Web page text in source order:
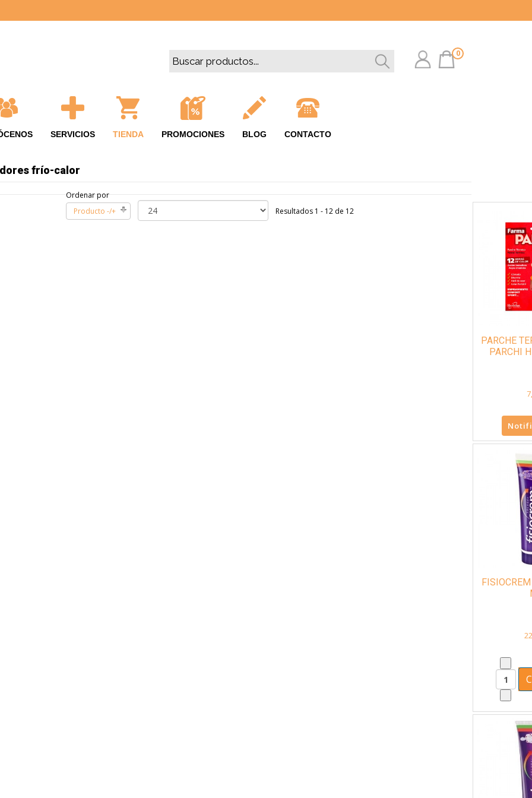
0
SERVICIOS TIENDA PROMOCIONES BLOG CONTACTO
frío-calor
Ordenar por
Producto -/+
Resultados 1 - 12 de 12
PARCHE
PARCHI